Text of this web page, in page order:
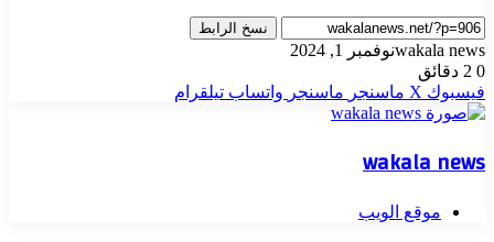
نسخ الرابط
wakala newsنوفمبر 1, 2024
0
فيسبوك ‫X ماسنجر ماسنجر واتساب تيلقرام
wakala news
موقع الويب